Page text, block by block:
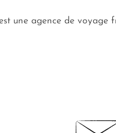
une agence de voyage